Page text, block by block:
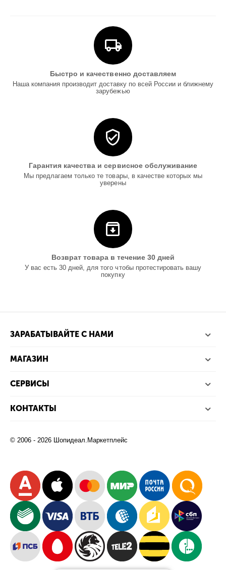
Быстро и качественно доставляем
Наша компания производит доставку по всей России и ближнему
зарубежью
Гарантия качества и сервисное обслуживание
Мы предлагаем только те товары, в качестве которых мы
уверены
Возврат товара в течение 30 дней
У вас есть 30 дней, для того чтобы протестировать вашу
покупку
ЗАРАБАТЫВАЙТЕ С НАМИ
МАГАЗИН
СЕРВИСЫ
КОНТАКТЫ
© 2006 - 2026 Шопидеал.Маркетплейс